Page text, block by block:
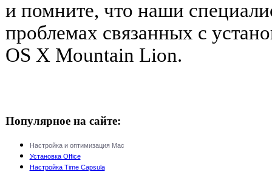
и помните, что наши
проблемах связанных с
OS X Mountain Lion.
Популярное на сайте:
Настройка и оптимизация Mac
Установка Office
Настройка Time Capsula